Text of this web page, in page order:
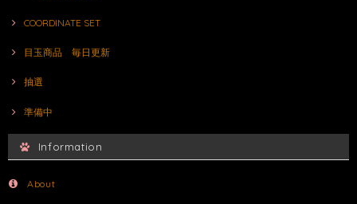
COORDINATE SET
目玉商品 毎日更新
抽選
準備中
Information
About